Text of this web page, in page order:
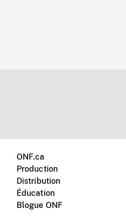
ONF.ca
Production
Distribution
Éducation
Blogue ONF